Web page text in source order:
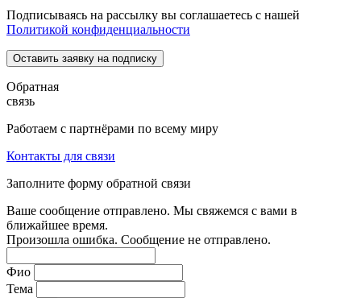
Подписываясь на рассылку вы соглашаетесь с нашей
Политикой конфиденциальности
Оставить заявку на подписку
Обратная
связь
Работаем с партнёрами по всему миру
Контакты для связи
Заполните форму обратной связи
Ваше сообщение отправлено. Мы свяжемся с вами в
ближайшее время.
Произошла ошибка. Сообщение не отправлено.
Фио
Тема